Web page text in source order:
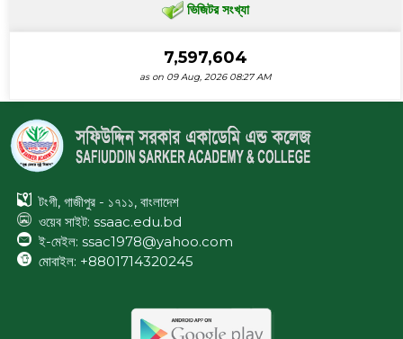
ভিজিটর সংখ্যা
7,597,604
as on 09 Aug, 2026 08:27 AM
টংগী, গাজীপুর - ১৭১১, বাংলাদেশ
ওয়েব সাইট: ssaac.edu.bd
ই-মেইল: ssac1978@yahoo.com
মোবাইল: +8801714320245